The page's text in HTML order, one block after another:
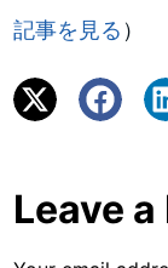
記事を見る ）
Leave